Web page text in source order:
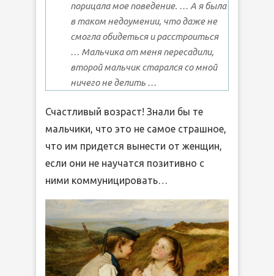
порицала мое поведение. … А я была
в таком недоумении, что даже не
смогла обидеться и расстроиться
… Мальчика от меня пересадили,
второй мальчик старался со мной
ничего не делить …
Счастливый возраст! Знали бы те
мальчики, что это не самое страшное,
что им придется вынести от женщин,
если они не научатся позитивно с
ними коммуницировать…